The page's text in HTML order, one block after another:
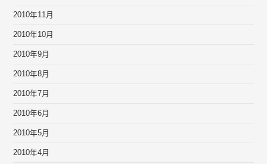
2010年11月
2010年10月
2010年9月
2010年8月
2010年7月
2010年6月
2010年5月
2010年4月